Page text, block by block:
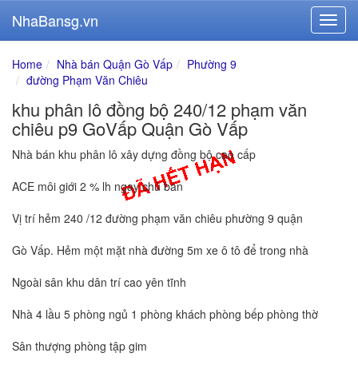
NhaBansg.vn
Home Nhà bán Quận Gò Vấp
Phường 9
đường Phạm Văn Chiêu
khu phân lô đồng bộ 240/12 phạm văn
chiêu p9 GoVấp Quận Gò Vấp
Nhà bán khu phân lô xây dựng đồng bộ cao cấp
ACE môi giới 2 % lh ngay chủ bán
Vị trí hẻm 240 /12 đường phạm văn chiêu phường 9 quận
Gò Vấp. Hẻm một mặt nhà đường 5m xe ô tô để trong nhà
Ngoài sân khu dân trí cao yên tĩnh
Nhà 4 lầu 5 phòng ngủ 1 phòng khách phòng bếp phòng thờ
Sân thượng phòng tập gim